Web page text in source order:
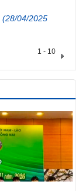
(28/04/2025
1 - 10